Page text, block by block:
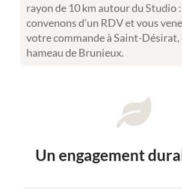
rayon de 10 km autour du Studio
convenons d’un RDV et vous
votre commande à Saint-Désirat,
hameau de Brunieux.

Un engagement